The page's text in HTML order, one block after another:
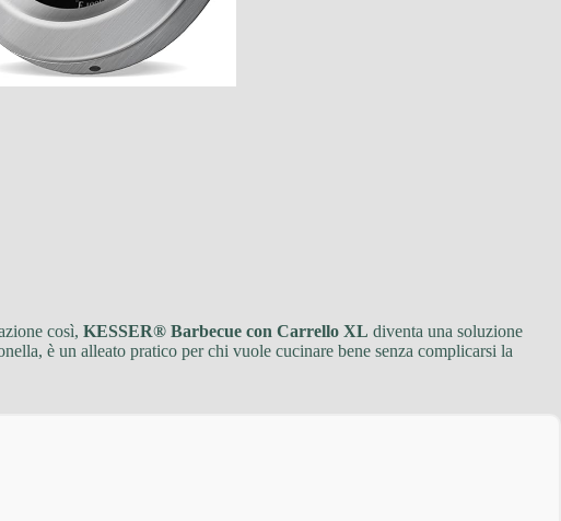
così, KESSER® Barbecue con Carrello XL diventa una soluzione
è un alleato pratico per chi vuole cucinare bene senza complicarsi la